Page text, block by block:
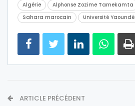
Algérie
Alphonse Zozime Tamekamta
Sahara marocain
Université Yaoundé
ARTICLE PRÉCÉDENT